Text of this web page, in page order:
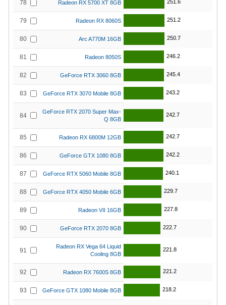
78 Radeon RX 5700 XT 8GB 251.6
79 Radeon RX 8060S 251.2
80 Arc A770M 16GB 250.7
81 Radeon 8050S 246.2
82 GeForce RTX 3060 8GB 245.4
83 GeForce RTX 3070 Mobile 8GB 243.2
84
GeForce RTX 2070 Super Max-
Q 8GB
242.7
85 Radeon RX 6800M 12GB 242.7
86 GeForce GTX 1080 8GB 242.2
87 GeForce RTX 5060 Mobile 8GB 240.1
88 GeForce RTX 4050 Mobile 6GB 229.7
89 Radeon VII 16GB 227.8
90 GeForce RTX 2070 8GB 222.7
91
Radeon RX Vega 64 Liquid
Cooling 8GB
221.8
92 Radeon RX 7600S 8GB 221.2
93 GeForce GTX 1080 Mobile 8GB 218.2